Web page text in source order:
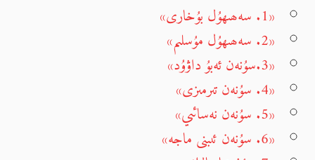
«1. سەھىھۇل بۇخارى»
«2. سەھىھۇل مۇسلىم»
«3.سۇنەن ئەبۇ داۋۇد»
«4. سۇنەن تىرمىزى»
«5. سۇنەن نەسائىي»
«6. سۇنەن ئىبنى ماجە»